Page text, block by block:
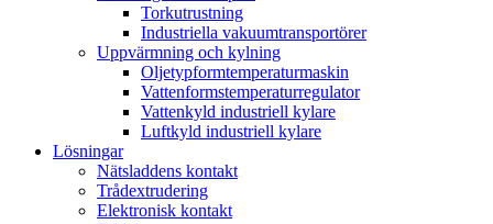
Torkutrustning
Industriella vakuumtransportörer
Uppvärmning och kylning
Oljetypformtemperaturmaskin
Vattenformstemperaturregulator
Vattenkyld industriell kylare
Luftkyld industriell kylare
Lösningar
Nätsladdens kontakt
Trådextrudering
Elektronisk kontakt